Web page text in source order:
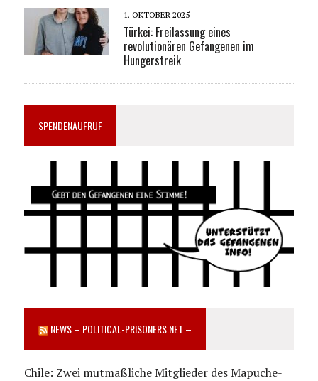
1. OKTOBER 2025
Türkei: Freilassung eines
revolutionären Gefangenen im
Hungerstreik
SPENDENAUFRUF
NEWS – POLITICAL-PRISONERS.NET –
Chile: Zwei mutmaßliche Mitglieder des Mapuche-